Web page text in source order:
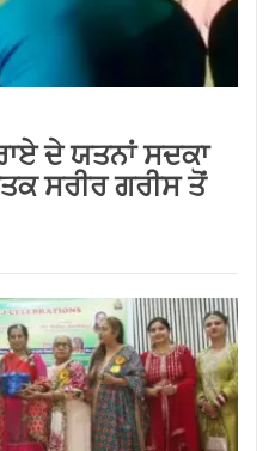
ਦੀਆਂ ਭਾਵਨਾਵਾਂ
ਕਰਕੇ ਗ੍ਰਿਫਤਾਰ